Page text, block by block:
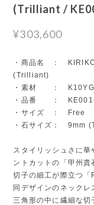
(Trilliant /
¥303,600
・商品名 ：
(Trilliant)
・素材 ： K10YG
・品番 ： KE001-
・サイズ ： Free
・石サイズ： 9mm
スタイリッシュさに
ントカットの「甲州
切子の細工が際立つ
同デザインのネック
三角形の中に繊細な切